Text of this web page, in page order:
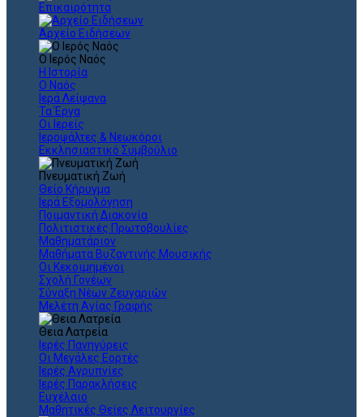
Επικαιρότητα
Αρχείο Ειδήσεων
Ο Ιερός Ναός
Η Ιστορία
Ο Ναός
Ιερά Λείψανα
Τα Έργα
Οι Ιερείς
Ιεροψάλτες & Νεωκόροι
Εκκλησιαστικό Συμβούλιο
Πνευματική Ζωή
Θείο Κήρυγμα
Ιερά Εξομολόγηση
Ποιμαντική Διακονία
Πολιτιστικές Πρωτοβουλίες
Μαθηματάριον
Μαθήματα Βυζαντινής Μουσικής
Οι Κεκοιμημένοι
Σχολή Γονέων
Σύναξη Νέων Ζευγαριών
Μελέτη Αγίας Γραφής
Θεια Λατρεία
Ιερές Πανηγύρεις
Οι Μεγάλες Εορτές
Ιερές Αγρυπνίες
Ιερές Παρακλήσεις
Ευχέλαιο
Μαθητικές Θείες Λειτουργίες